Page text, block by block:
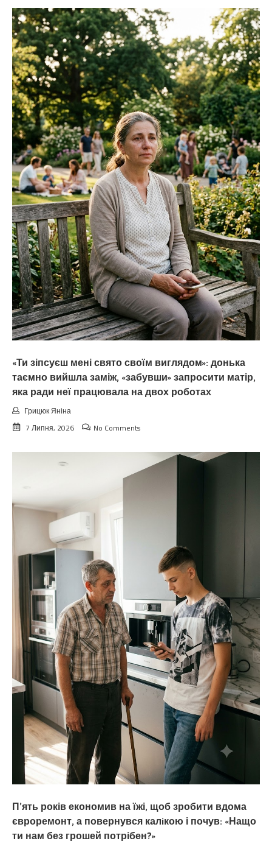
«Ти зіпсуєш мені свято своїм виглядом»: донька
таємно вийшла заміж, «забувши» запросити матір,
яка ради неї працювала на двох роботах
Грицюк Яніна
7 Липня, 2026
No Comments
П’ять років економив на їжі, щоб зробити вдома
євроремонт, а повернувся калiкою і почув: «Нащо
ти нам без грошей потрібен?»